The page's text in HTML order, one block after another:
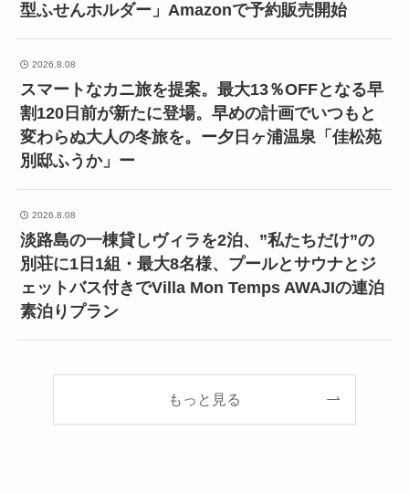
型ふせんホルダー」Amazonで予約販売開始
2026.8.08
スマートなカニ旅を提案。最大13％OFFとなる早
割120日前が新たに登場。早めの計画でいつもと
変わらぬ大人の冬旅を。ー夕日ヶ浦温泉「佳松苑
別邸ふうか」ー
2026.8.08
淡路島の一棟貸しヴィラを2泊、”私たちだけ”の
別荘に1日1組・最大8名様、プールとサウナとジ
ェットバス付きでVilla Mon Temps AWAJIの連泊
素泊りプラン
もっと見る